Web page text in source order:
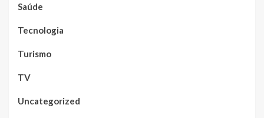
Saúde
Tecnologia
Turismo
TV
Uncategorized